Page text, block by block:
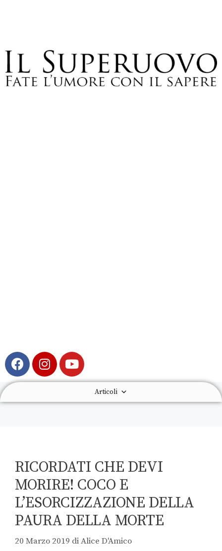
Articoli
RICORDATI CHE DEVI
MORIRE! COCO E
L’ESORCIZZAZIONE DELLA
PAURA DELLA MORTE
20 Marzo 2019 diAlice D'Amico